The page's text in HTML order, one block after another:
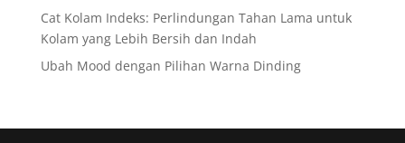
Cat Kolam Indeks: Perlindungan Tahan Lama untuk
Kolam yang Lebih Bersih dan Indah
Ubah Mood dengan Pilihan Warna Dinding